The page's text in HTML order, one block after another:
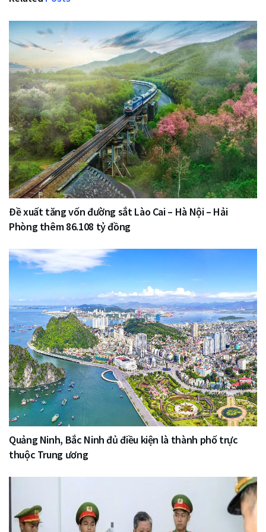
Đề xuất tăng vốn đường sắt Lào Cai – Hà Nội – Hải
Phòng thêm 86.108 tỷ đồng
Quảng Ninh, Bắc Ninh đủ điều kiện là thành phố trực
thuộc Trung ương